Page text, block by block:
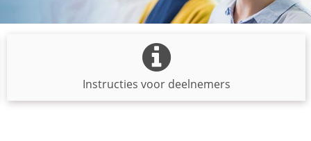
Instructies voor deelnemers